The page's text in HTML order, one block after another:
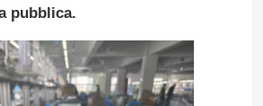
pubblica.